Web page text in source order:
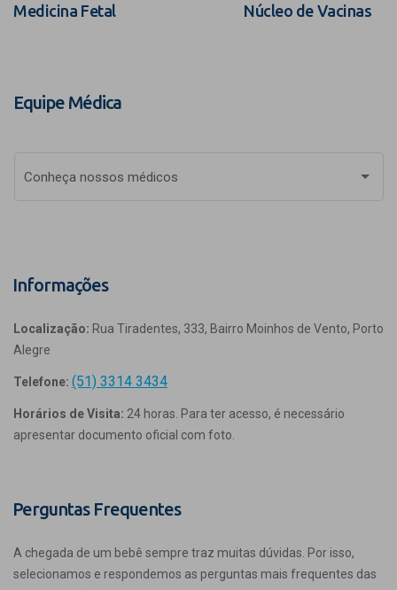
Medicina Fetal Núcleo de Vacinas
Equipe Médica
Conheça nossos médicos
Informações
Localização: Rua Tiradentes, 333, Bairro Moinhos de Vento, Porto
Alegre
Telefone: (51) 3314 3434
Horários de Visita: 24 horas. Para ter acesso, é necessário
apresentar documento oficial com foto.
Perguntas Frequentes
A chegada de um bebê sempre traz muitas dúvidas. Por isso,
selecionamos e respondemos as perguntas mais frequentes das